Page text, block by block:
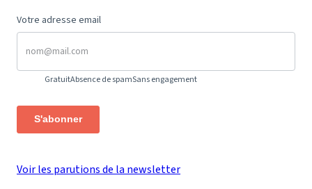
Votre adresse email
GratuitAbsence de spamSans engagement
S'abonner
Voir les parutions de la newsletter